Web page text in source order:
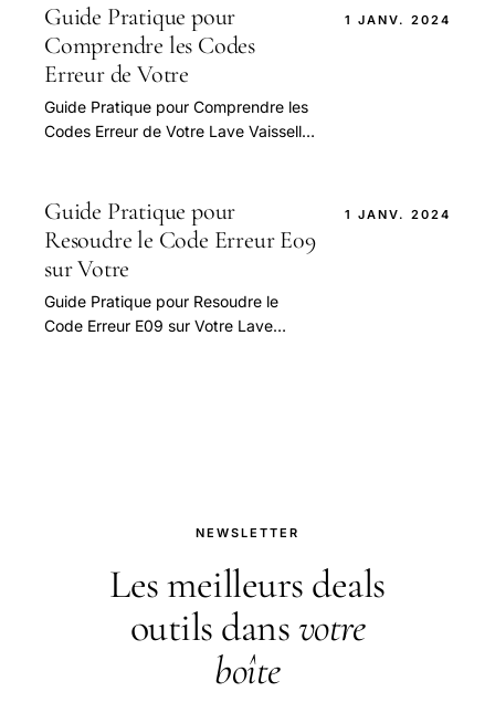
Guide Pratique pour
Comprendre les Codes
Erreur de Votre
Guide Pratique pour Comprendre les
Codes Erreur de Votre Lave Vaisselle
1 JANV. 2024
Guide Pratique pour
Resoudre le Code Erreur E09
sur Votre
Guide Pratique pour Resoudre le
Code Erreur E09 sur Votre Lave
1 JANV. 2024
NEWSLETTER
Les meilleurs deals
outils dansvotre
boîte